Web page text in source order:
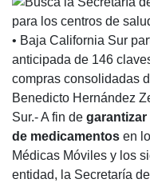
• Baja California Sur
anticipada de 146
compras consolidadas
Benedicto Hernández
Sur.- A fin de
de medicamentos en
Médicas Móviles y los
entidad, la Secretaría